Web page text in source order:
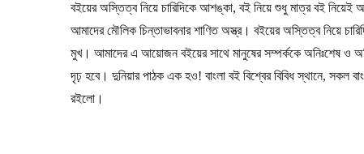
বইয়ের অস্তিত্ব নিয়ে চারিদিকে আশঙ্কা, বই নিয়ে শুধু মাত্র বই
আমাদের মৌলিক চিন্তাভাবনার শাণিত অস্ত্র। বইয়ের অস্তিত্ব নিয়ে
মুখ। আমাদের এ আয়োজন বইয়ের সাথে মানুষের সম্পর্ককে অনিঃশেষ ও
দৃঢ় হবে। দুনিয়ার পাঠক এক হও! বাংলা বই বিশ্বের বিবিধ স্থানে, সকল
রইলো।